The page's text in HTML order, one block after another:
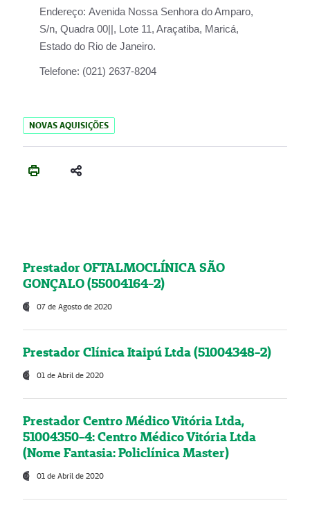
Endereço: Avenida Nossa Senhora do Amparo,
S/n, Quadra 00||, Lote 11, Araçatiba, Maricá,
Estado do Rio de Janeiro.
Telefone: (021) 2637-8204
NOVAS AQUISIÇÕES
Prestador OFTALMOCLÍNICA SÃO
GONÇALO (55004164-2)
07 de Agosto de 2020
Prestador Clínica Itaipú Ltda (51004348-2)
01 de Abril de 2020
Prestador Centro Médico Vitória Ltda,
51004350-4: Centro Médico Vitória Ltda
(Nome Fantasia: Policlínica Master)
01 de Abril de 2020